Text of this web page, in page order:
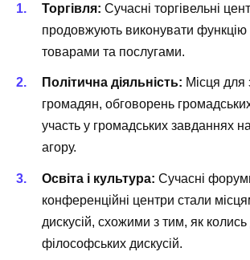
Торгівля: Сучасні торгівельні
продовжують виконувати функцію
товарами та послугами.
Політична діяльність: Місця для
громадян, обговорень
участь у громадських завданнях
агору.
Освіта і культура: Сучасні
конференційні центри стали
дискусій, схожими з тим, як
філософських дискусій.